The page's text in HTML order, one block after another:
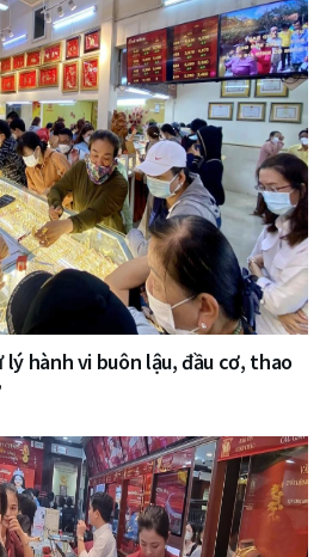
lý hành vi buôn lậu, đầu cơ, thao